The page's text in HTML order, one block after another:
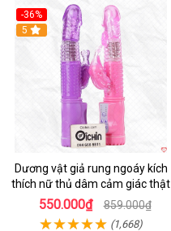
-36%
Hot
5
Dương vật giả rung ngoáy kích
thích nữ thủ dâm cảm giác thật
550.000₫ 859.000₫
(1,668)